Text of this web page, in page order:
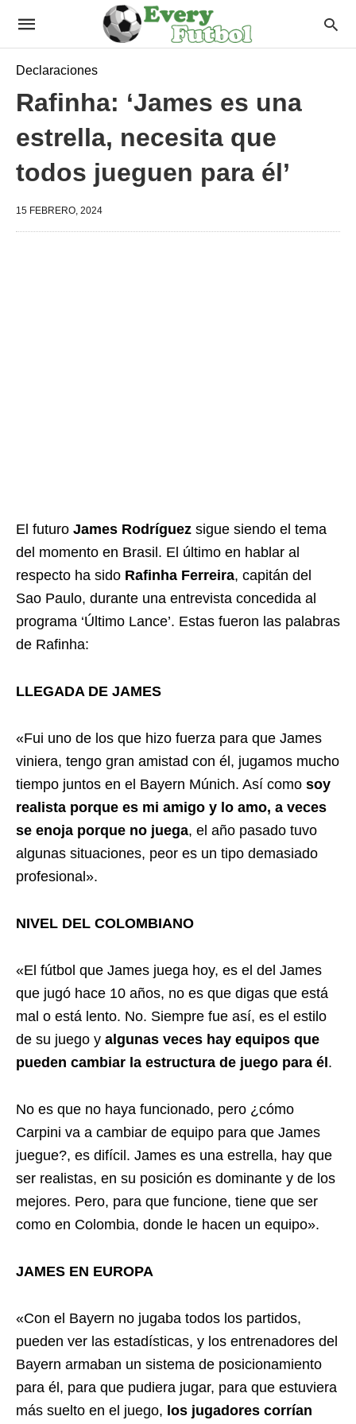
Declaraciones
Rafinha: ‘James es una
estrella, necesita que
todos jueguen para él’
15 FEBRERO, 2024
El futuro James Rodríguez sigue siendo el tema
del momento en Brasil. El último en hablar al
respecto ha sido Rafinha Ferreira, capitán del
Sao Paulo, durante una entrevista concedida al
programa ‘Último Lance’. Estas fueron las palabras
de Rafinha:
LLEGADA DE JAMES
«Fui uno de los que hizo fuerza para que James
viniera, tengo gran amistad con él, jugamos mucho
tiempo juntos en el Bayern Múnich. Así como soy
realista porque es mi amigo y lo amo, a veces
se enoja porque no juega, el año pasado tuvo
algunas situaciones, peor es un tipo demasiado
profesional».
NIVEL DEL COLOMBIANO
«El fútbol que James juega hoy, es el del James
que jugó hace 10 años, no es que digas que está
mal o está lento. No. Siempre fue así, es el estilo
de su juego y algunas veces hay equipos que
pueden cambiar la estructura de juego para él .
No es que no haya funcionado, pero ¿cómo
Carpini va a cambiar de equipo para que James
juegue?, es difícil. James es una estrella, hay que
ser realistas, en su posición es dominante y de los
mejores. Pero, para que funcione, tiene que ser
como en Colombia, donde le hacen un equipo».
JAMES EN EUROPA
«Con el Bayern no jugaba todos los partidos,
pueden ver las estadísticas, y los entrenadores del
Bayern armaban un sistema de posicionamiento
para él, para que pudiera jugar, para que estuviera
más suelto en el juego, los jugadores corrían